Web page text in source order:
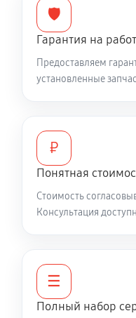
🛡️
Гарантия на
Предоставляем
установленные
₽
Понятная
Стоимость
Консультация
☰
Полный набор